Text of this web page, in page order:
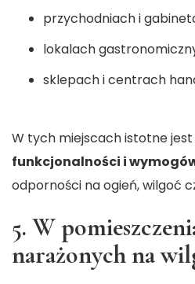
przychodniach i
lokalach
sklepach i centrach
W tych miejscach istotne jest
funkcjonalności i
odporności na ogień, wilgoć
5. W
narażonych na